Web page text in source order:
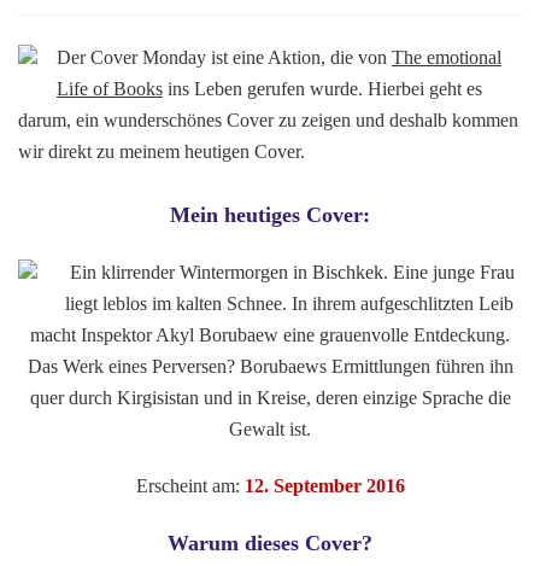
++
Monday
#10]
Der Cover Monday ist eine Aktion, die von The emotional
Life of Books ins Leben gerufen wurde. Hierbei geht es
darum, ein wunderschönes Cover zu zeigen und deshalb kommen
wir direkt zu meinem heutigen Cover.
Mein heutiges Cover:
Ein klirrender Wintermorgen in Bischkek. Eine junge Frau
liegt leblos im kalten Schnee. In ihrem aufgeschlitzten Leib
macht Inspektor Akyl Borubaew eine grauenvolle Entdeckung.
Das Werk eines Perversen? Borubaews Ermittlungen führen ihn
quer durch Kirgisistan und in Kreise, deren einzige Sprache die
Gewalt ist.
Erscheint am: 12. September 2016
Warum dieses Cover?